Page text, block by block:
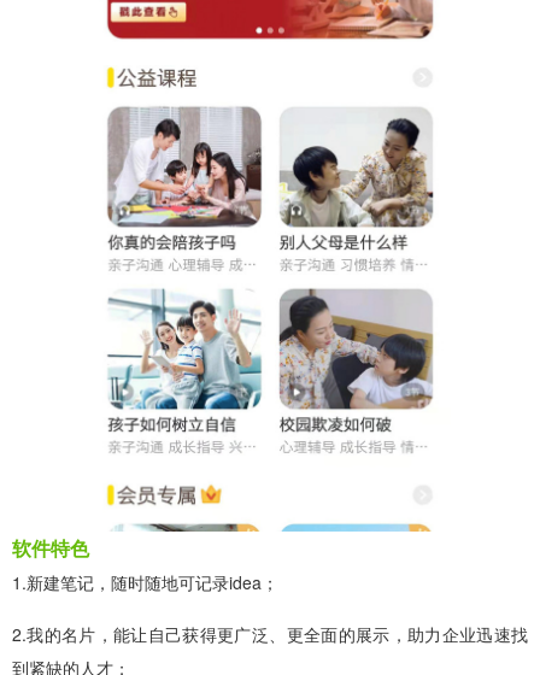
软件特色
1.新建笔记，随时随地可记录idea；
2.我的名片，能让自己获得更广泛、更全面的展示，助力企业迅速找
到紧缺的人才；